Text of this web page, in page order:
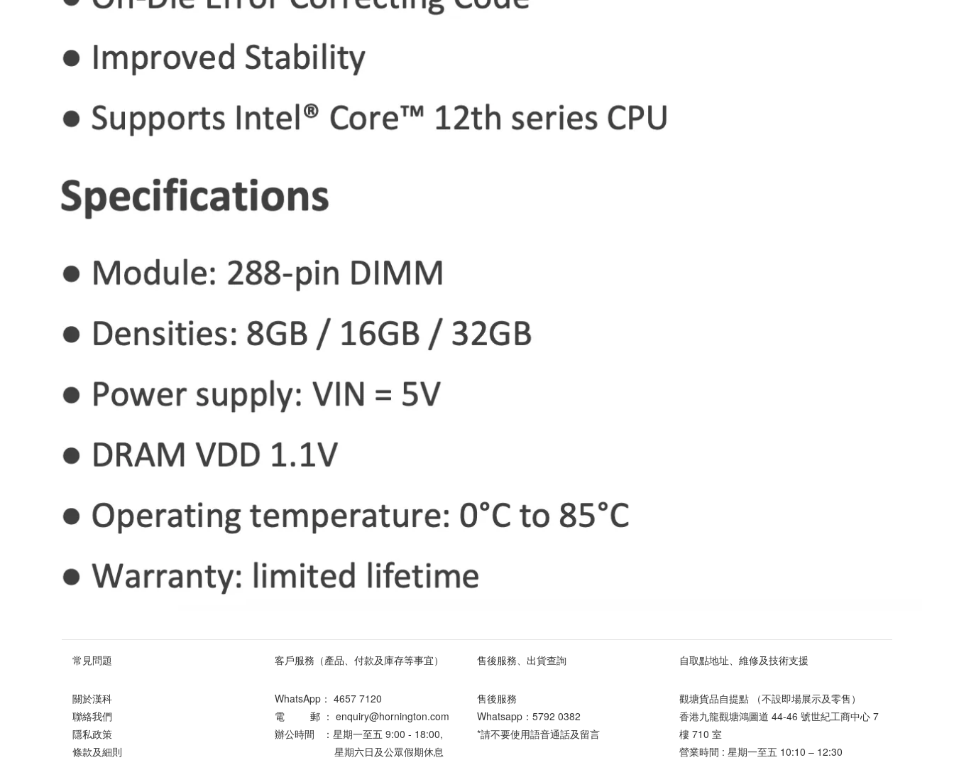
常見問題
關於漢科
聯絡我們
隱私政策
條款及細則
客戶服務（產品、付款及庫存等事宜）
WhatsApp： 4657 7120
電 郵 ： enquiry@hornington.com
辦公時間 ：星期一至五 9:00 - 18:00,
星期六日及公眾假期休息
售後服務、出貨查詢
售後服務
Whatsapp： 5792 0382
*請不要使用語音通話及留言
自取點地址、維修及技術支援
觀塘貨品自提點 （不設即場展示及零售）
香港九龍觀塘鴻圖道 44-46 號世紀工商中心 7
樓 710 室
營業時間 : 星期一至五 10:10 – 12:30